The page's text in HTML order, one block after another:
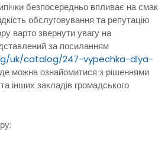
безпосередньо впливає на смак
обслуговування та репутацію
варто звернути увагу на
за посиланням
uk/catalog/247-vypechka-dlya-
можна ознайомитися з рішеннями
інших закладів громадського